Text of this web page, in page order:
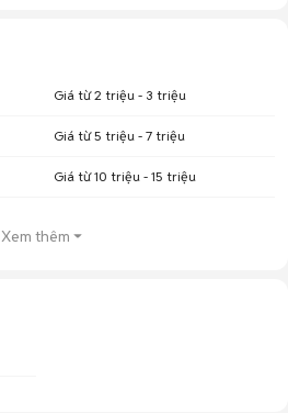
Giá từ 2 triệu - 3 triệu
Giá từ 5 triệu - 7 triệu
Giá từ 10 triệu - 15 triệu
Xem thêm